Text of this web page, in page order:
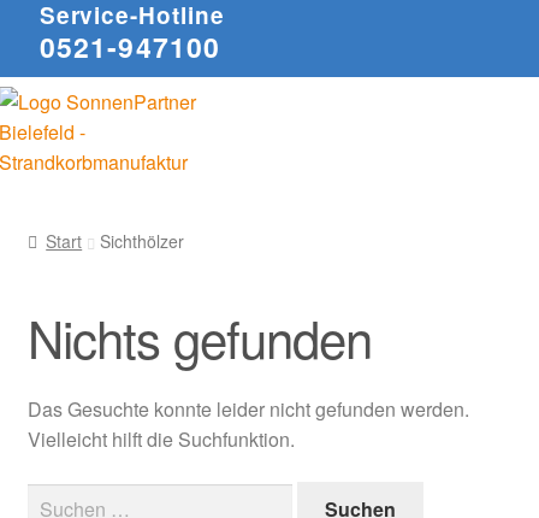
Service-Hotline
0521-947100
Start Sichthölzer
Nichts gefunden
Das Gesuchte konnte leider nicht gefunden werden.
Vielleicht hilft die Suchfunktion.